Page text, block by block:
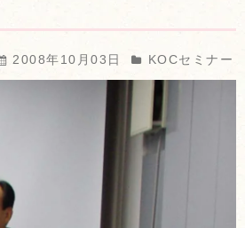
2008年10月03日 KOCセミナー